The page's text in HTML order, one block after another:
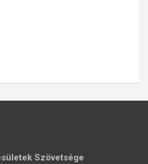
Szövetsége